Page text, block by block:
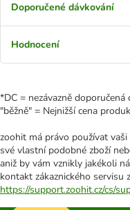
Doporučené dávkování
Hodnocení
*DC = nezávazně doporučená
"běžně" = Nejnižší cena
zoohit má právo používat
své vlastní podobné zboží
aniž by vám vznikly jakékoli
kontakt zákaznického servisu
https://support.zoohit.cz/cs/